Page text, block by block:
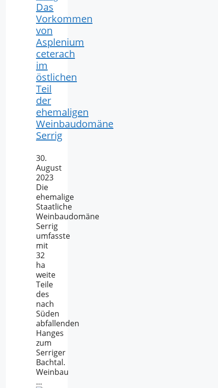
Das
Vorkommen
von
Asplenium
ceterach
im
östlichen
Teil
der
ehemaligen
Weinbaudomäne
Serrig
30.
August
2023
Die
ehemalige
Staatliche
Weinbaudomäne
Serrig
umfasste
mit
32
ha
weite
Teile
des
nach
Süden
abfallenden
Hanges
zum
Serriger
Bachtal.
Weinbau
…